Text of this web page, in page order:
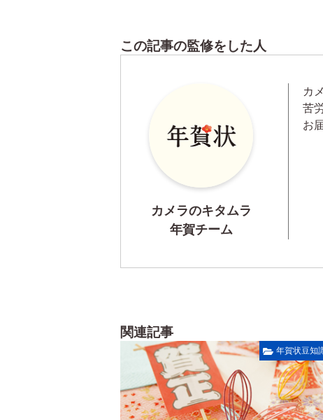
この記事の監修をした人
カメラのキタムラ
年賀チーム
カ
苦
お
関連記事
年賀状豆知